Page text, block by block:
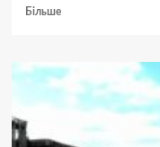
БільшеДокладніше
сталося
шість
пожеж